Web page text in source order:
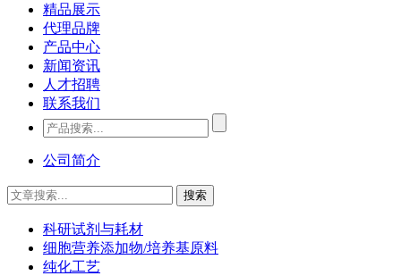
精品展示
代理品牌
产品中心
新闻资讯
人才招聘
联系我们
公司简介
科研试剂与耗材
细胞营养添加物/培养基原料
纯化工艺